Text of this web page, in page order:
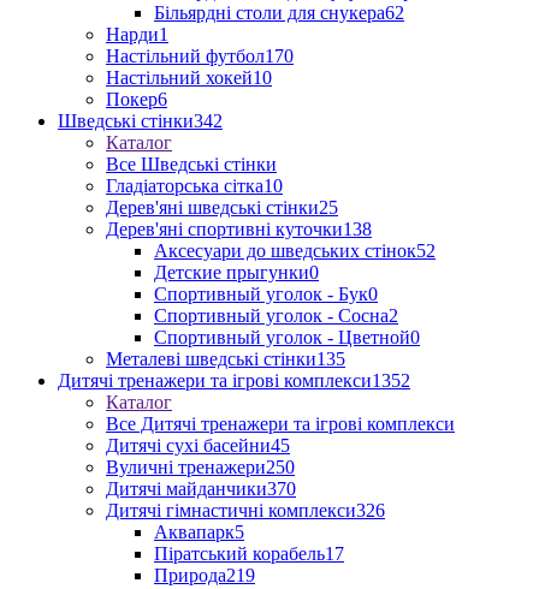
Більярдні столи для снукера62
Нарди1
Настільний футбол170
Настільний хокей10
Покер6
Шведські стінки342
Каталог
Все Шведські стінки
Гладіаторська сітка10
Дерев'яні шведські стінки25
Дерев'яні спортивні куточки138
Аксесуари до шведських стінок52
Детские прыгунки0
Спортивный уголок - Бук0
Спортивный уголок - Сосна2
Спортивный уголок - Цветной0
Металеві шведські стінки135
Дитячі тренажери та ігрові комплекси1352
Каталог
Все Дитячі тренажери та ігрові комплекси
Дитячі сухі басейни45
Вуличні тренажери250
Дитячі майданчики370
Дитячі гімнастичні комплекси326
Аквапарк5
Піратський корабель17
Природа219